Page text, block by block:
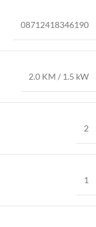
08712418346190
2.0 KM / 1.5 kW
2
1